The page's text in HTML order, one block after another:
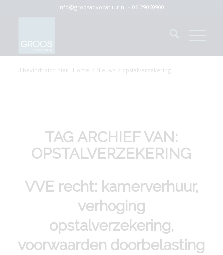
info@groosadvocatuur.nl –06-29060900
U bevindt zich hier: Home / Nieuws / opstalverzekering
TAG ARCHIEF VAN:
OPSTALVERZEKERING
VVE recht: kamerverhuur,
verhoging
opstalverzekering,
voorwaarden doorbelasting